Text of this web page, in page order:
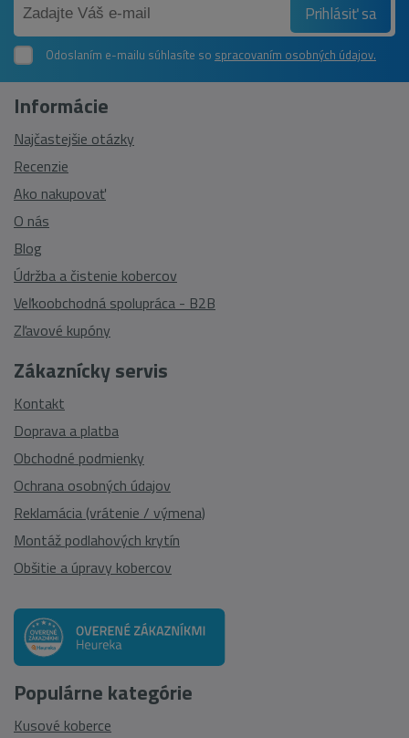
Prihlásiť sa
Odoslaním e-mailu súhlasíte so spracovaním osobných údajov.
Zákaznícky servis
Kontakt
Doprava a platba
Obchodné podmienky
Ochrana osobných údajov
Reklamácia (vrátenie / výmena)
Montáž podlahových krytín
Obšitie a úpravy kobercov
Informácie
Najčastejšie otázky
Recenzie
Ako nakupovať
O nás
Blog
Údržba a čistenie kobercov
Veľkoobchodná spolupráca - B2B
Zľavové kupóny
Populárne kategórie
Kusové koberce